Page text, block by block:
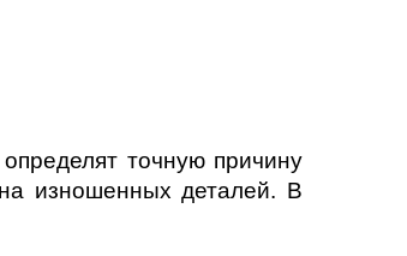
точную причину
изношенных деталей. В